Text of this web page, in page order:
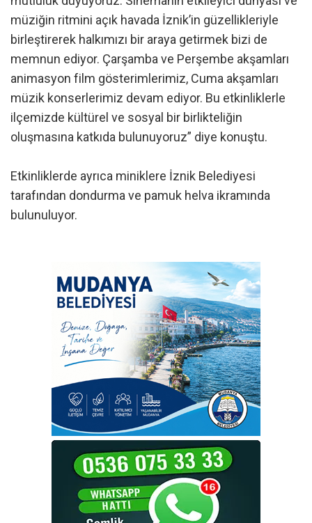
müziğin ritmini açık havada İznik’in güzellikleriyle
birleştirerek halkımızı bir araya getirmek bizi de
memnun ediyor. Çarşamba ve Perşembe akşamları
animasyon film gösterimlerimiz, Cuma akşamları
müzik konserlerimiz devam ediyor. Bu etkinliklerle
ilçemizde kültürel ve sosyal bir birlikteliğin
oluşmasına katkıda bulunuyoruz” diye konuştu.
Etkinliklerde ayrıca miniklere İznik Belediyesi
tarafından dondurma ve pamuk helva ikramında
bulunuluyor.